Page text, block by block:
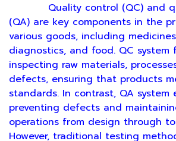
Quality control (QC) and
(QA) are key components in the
various goods, including
diagnostics, and food. QC system
inspecting raw materials,
defects, ensuring that products
standards. In contrast, QA system
preventing defects and
operations from design through
However, traditional testing